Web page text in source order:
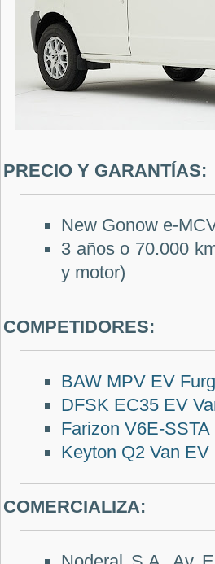
PRECIO Y GARANTÍAS:
New Gonow e-
3 años o 70.000
y motor)
COMPETIDORES:
BAW MPV EV
DFSK EC35 EV
Farizon V6E-SSTA
Keyton Q2 Van EV
COMERCIALIZA: